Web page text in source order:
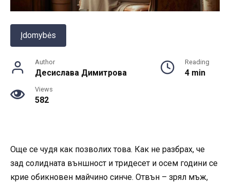
Įdomybės
Author
Десислава Димитрова
Reading
4 min
Views
582
Още се чудя как позволих това. Как не разбрах, че
зад солидната външност и тридесет и осем години се
крие обикновен майчино синче. Отвън – зрял мъж,